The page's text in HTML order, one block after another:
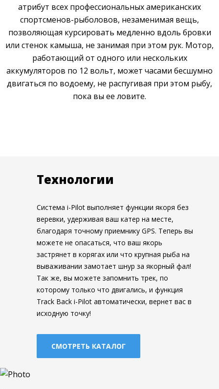
Наши менеджеры получат вашу заявку и
свяжуться с вами по телефону или почте чтобы
ответить на вопросы.
Телефон *
Наши менеджеры получат вашу заявку и
свяжуться с вами по телефону или почте чтобы
уточнить детали брони.
Телефон *
Наши менеджеры получат ваше письмо и
свяжуться с вами по телефону или почте чтобы
ответить на ваши вопросы и предложения.
Телефон *
атрибут всех профессиональных американских
спортсменов-рыболовов, незаменимая вещь,
позволяющая курсировать медленно вдоль бровки
или стенок камыша, не занимая при этом рук. Мотор,
работающий от одного или нескольких
аккумуляторов по 12 вольт, может часами бесшумно
двигаться по водоему, не распугивая при этом рыбу,
пока вы ее ловите.
Технологии
Система i-Pilot выполняет функции якоря без
веревки, удерживая ваш катер на месте,
благодаря точному приемнику GPS. Теперь вы
можете не опасаться, что ваш якорь
застрянет в корягах или что крупная рыба на
вываживании замотает шнур за якорный фал!
Так же, вы можете запомнить трек, по
которому только что двигались, и функция
Track Back i-Pilot автоматически, вернет вас в
исходную точку!
СМОТРЕТЬ КАТАЛОГ